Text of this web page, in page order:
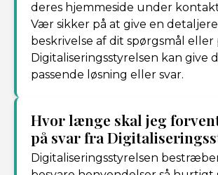
deres hjemmeside under
Vær sikker på at give en
beskrivelse af dit spørgsmål eller
Digitaliseringsstyrelsen kan give
passende løsning eller svar.
Hvor længe skal jeg
på svar fra
Digitaliseringsstyrelsen